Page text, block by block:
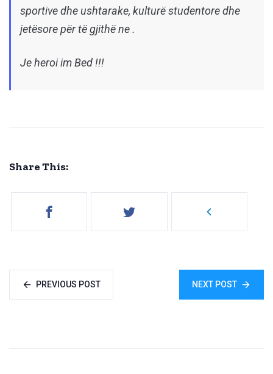
sportive dhe ushtarake, kulturë studentore dhe
jetësore për të gjithë ne .
Je heroi im Bed !!!
Share This:
PREVIOUS POST NEXT POST